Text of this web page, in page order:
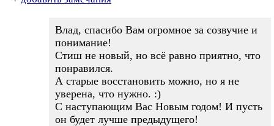
Влад, спасибо Вам огромное за созвучие и
понимание!
Стиш не новый, но всё равно приятно, что
понравился.
А старые восстановить можно, но я не
уверена, что нужно. :)
С наступающим Вас Новым годом! И пусть
он будет лучше предыдущего!